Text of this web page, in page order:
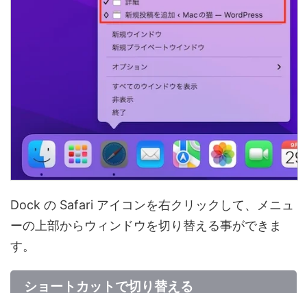
Dock の Safari アイコンを右クリックして、メニュ
ーの上部からウィンドウを切り替える事ができま
す。
ショートカットで切り替える